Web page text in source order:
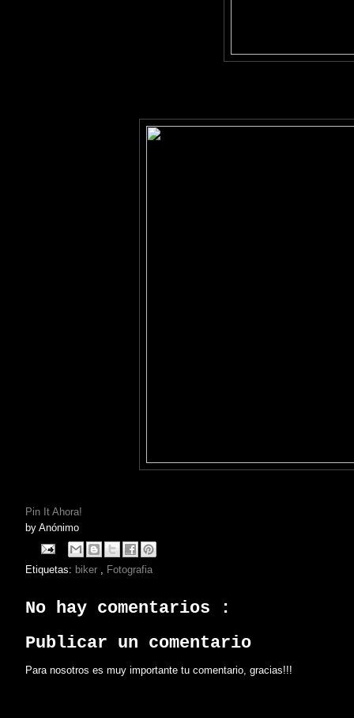
Pin It Ahora!
by Anónimo
Etiquetas: biker Fotografia
No hay comentarios :
Publicar un comentario
Para nosotros es muy importante tu comentario, gracias!!!